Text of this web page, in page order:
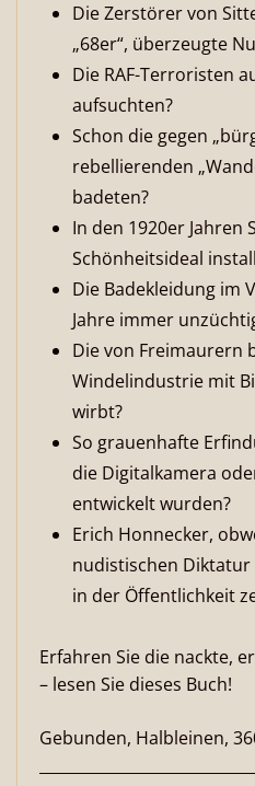
Die Zerstörer von
„68er“, überzeugte
Die RAF-Terroristen
aufsuchten?
Schon die gegen
rebellierenden
badeten?
In den 1920er Jahren
Schönheitsideal
Die Badekleidung im
Jahre immer
Die von Freimaurern
Windelindustrie mit
wirbt?
So grauenhafte
die Digitalkamera
entwickelt wurden?
Erich Honnecker,
nudistischen Diktatur
in der Öffentlichkeit
Erfahren Sie die nackte,
– lesen Sie dieses Buch!
Gebunden, Halbleinen,